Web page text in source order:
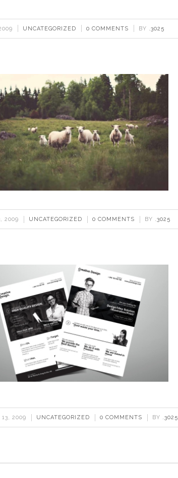
UNCATEGORIZED 0 COMMENTS BY .3025
2009 UNCATEGORIZED 0 COMMENTS BY .3025
13, 2009 UNCATEGORIZED 0 COMMENTS BY .3025